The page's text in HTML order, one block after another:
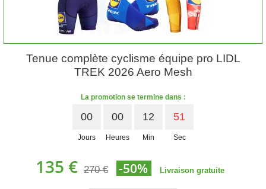
Tenue complète cyclisme équipe pro LIDL
TREK 2026 Aero Mesh
La promotion se termine dans :
00
Jours
00
Heures
12
Min
50
Sec
135 € 270 € -50% Livraison gratuite